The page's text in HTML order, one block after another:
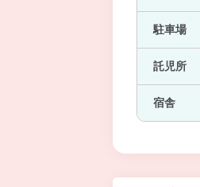
駐車場
託児所
宿舎